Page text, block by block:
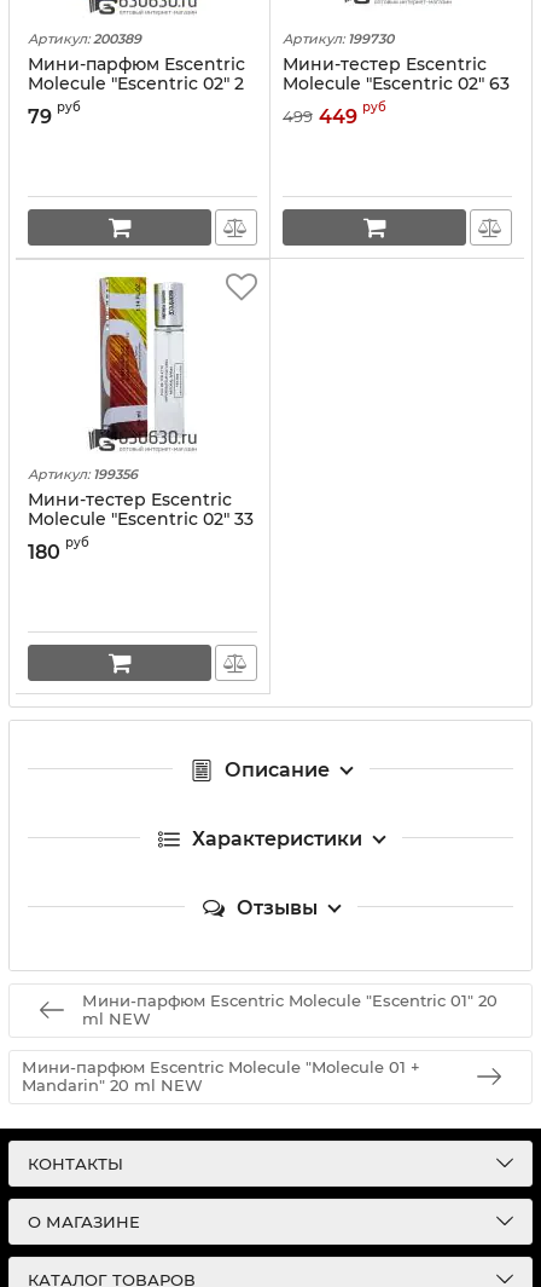
Артикул: 200389
Мини-парфюм Escentric
Molecule "Escentric 02" 2
79 руб
Артикул: 199730
Мини-тестер Escentric
Molecule "Escentric 02" 63
499 449 руб
Артикул: 199356
Мини-тестер Escentric
Molecule "Escentric 02" 33
180 руб
Описание
Характеристики
Отзывы
Мини-парфюм Escentric Molecule "Escentric 01" 20
ml NEW
Мини-парфюм Escentric Molecule "Molecule 01 +
Mandarin" 20 ml NEW
КОНТАКТЫ
О МАГАЗИНЕ
КАТАЛОГ ТОВАРОВ